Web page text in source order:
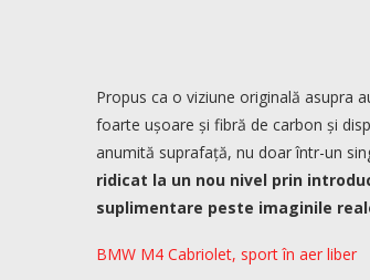
Propus ca o viziune originală asupra
foarte ușoare și fibră de carbon și
anumită suprafață, nu doar într-un
ridicat la un nou nivel prin
suplimentare peste imaginile
BMW M4 Cabriolet, sport în aer liber